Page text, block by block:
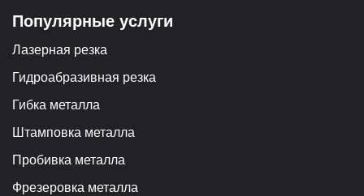
Популярные услуги
Лазерная резка
Гидроабразивная резка
Гибка металла
Штамповка металла
Пробивка металла
Фрезеровка металла